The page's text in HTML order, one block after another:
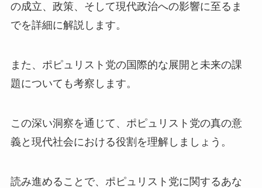
の成立、政策、そして現代政治への影響に至るま
でを詳細に解説します。
また、ポピュリスト党の国際的な展開と未来の課
題についても考察します。
この深い洞察を通じて、ポピュリスト党の真の意
義と現代社会における役割を理解しましょう。
読み進めることで、ポピュリスト党に関するあな